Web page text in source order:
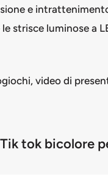
e
strisce luminose a
video di
tok bicolore